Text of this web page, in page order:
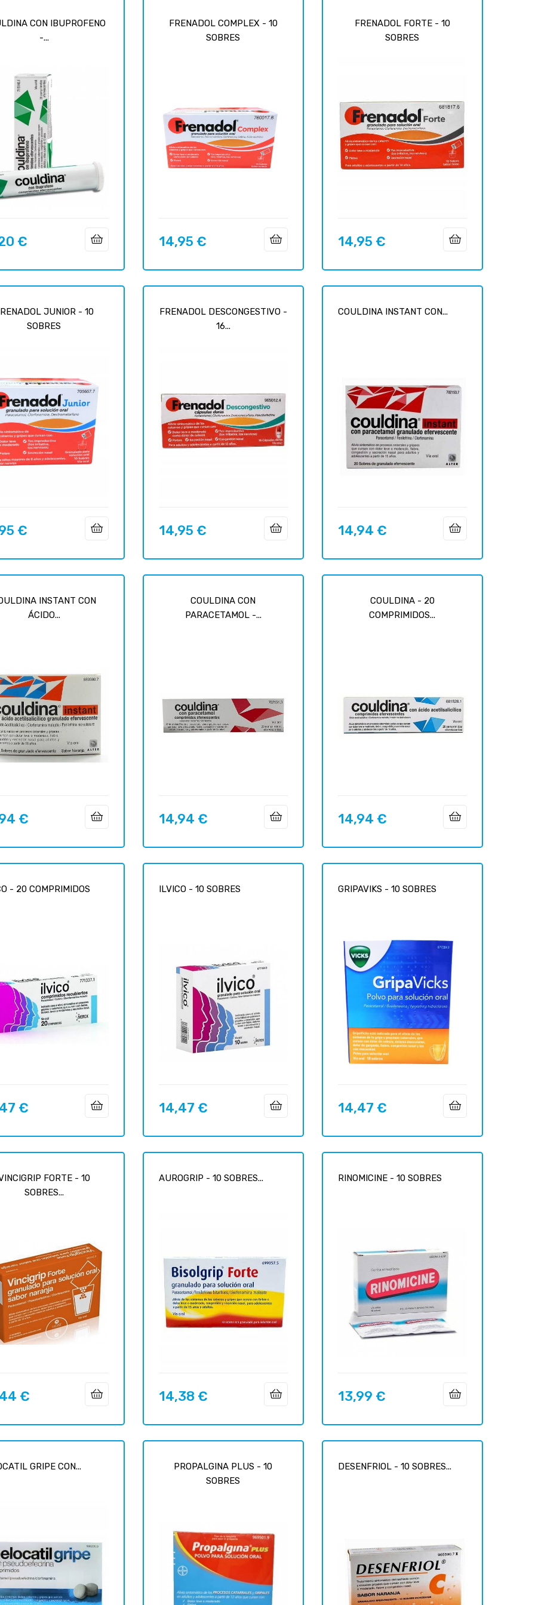
CON IBUPROFENO
-...
€
FRENADOL COMPLEX - 10
SOBRES
Prix
14,95 €
FRENADOL FORTE - 10
SOBRES
Prix
14,95 €
JUNIOR - 10
SOBRES
€
FRENADOL DESCONGESTIVO -
16...
Prix
14,95 €
COULDINA INSTANT CON...
Prix
14,94 €
INSTANT CON
ÁCIDO...
€
COULDINA CON
PARACETAMOL -...
Prix
14,94 €
COULDINA - 20
COMPRIMIDOS...
Prix
14,94 €
- 20 COMPRIMIDOS
€
ILVICO - 10 SOBRES
Prix
14,47 €
GRIPAVIKS - 10 SOBRES
Prix
14,47 €
FORTE - 10
SOBRES...
€
AUROGRIP - 10 SOBRES...
Prix
14,38 €
RINOMICINE - 10 SOBRES
Prix
13,99 €
GRIPE CON...
PROPALGINA PLUS - 10
SOBRES
DESENFRIOL - 10 SOBRES...